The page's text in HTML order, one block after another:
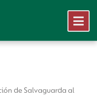
de Salvaguarda al